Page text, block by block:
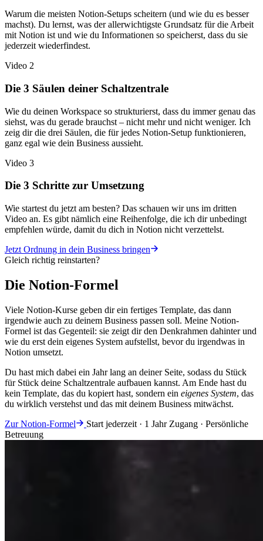
Warum die meisten Notion-Setups scheitern (und wie du es besser
machst). Du lernst, was der allerwichtigste Grundsatz für die Arbeit
mit Notion ist und wie du Informationen so speicherst, dass du sie
jederzeit wiederfindest.
Video 2
Die 3 Säulen deiner Schaltzentrale
Wie du deinen Workspace so strukturierst, dass du immer genau das
siehst, was du gerade brauchst – nicht mehr und nicht weniger. Ich
zeig dir die drei Säulen, die für jedes Notion-Setup funktionieren,
ganz egal wie dein Business aussieht.
Video 3
Die 3 Schritte zur Umsetzung
Wie startest du jetzt am besten? Das schauen wir uns im dritten
Video an. Es gibt nämlich eine Reihenfolge, die ich dir unbedingt
empfehlen würde, damit du dich in Notion nicht verzettelst.
Jetzt Ordnung in dein Business bringen
Gleich richtig reinstarten?
Die Notion-Formel
Viele Notion-Kurse geben dir ein fertiges Template, das dann
irgendwie auch zu deinem Business passen soll. Meine Notion-
Formel ist das Gegenteil: sie zeigt dir den Denkrahmen dahinter und
wie du erst dein eigenes System aufstellst, bevor du irgendwas in
Notion umsetzt.
Du hast mich dabei ein Jahr lang an deiner Seite, sodass du Stück
für Stück deine Schaltzentrale aufbauen kannst. Am Ende hast du
kein Template, das du kopiert hast, sondern ein eigenes System, das
du wirklich verstehst und das mit deinem Business mitwächst.
Zur Notion-Formel
Start jederzeit · 1 Jahr Zugang · Persönliche
Betreuung